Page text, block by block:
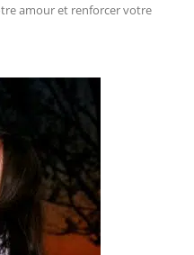
amour et renforcer votre